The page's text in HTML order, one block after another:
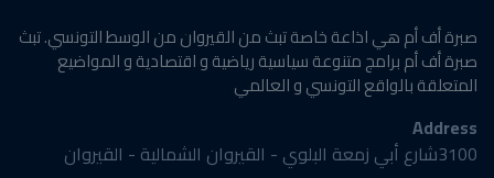
صبرة أف أم هي اذاعة خاصة تبث من القيروان من الوسط التونسي. تبث
صبرة أف أم برامج متنوعة سياسية رياضية و اقتصادية و المواضيع
المتعلقة بالواقع التونسي و العالمي
Address
3100شارع أبي زمعة البلوي - القيروان الشمالية - القيروان